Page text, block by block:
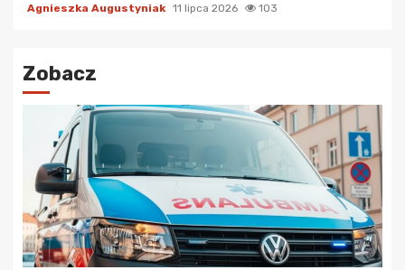
Agnieszka Augustyniak 11 lipca 2026 103
Zobacz